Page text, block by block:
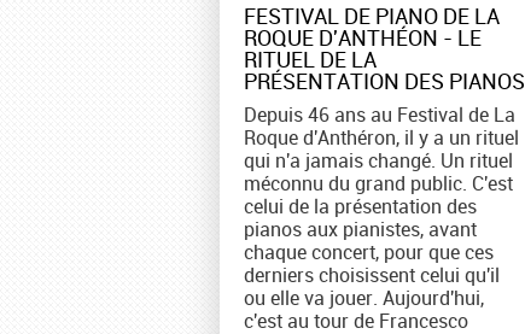
FESTIVAL DE PIANO DE LA
ROQUE D'ANTHÉON - LE
RITUEL DE LA
PRÉSENTATION DES PIANOS
Depuis 46 ans au Festival de La
Roque d'Anthéron, il y a un rituel
qui n'a jamais changé. Un rituel
méconnu du grand public. C'est
celui de la présentation des
pianos aux pianistes, avant
chaque concert, pour que ces
derniers choisissent celui qu'il
ou elle va jouer. Aujourd'hui,
c'est au tour de Francesco